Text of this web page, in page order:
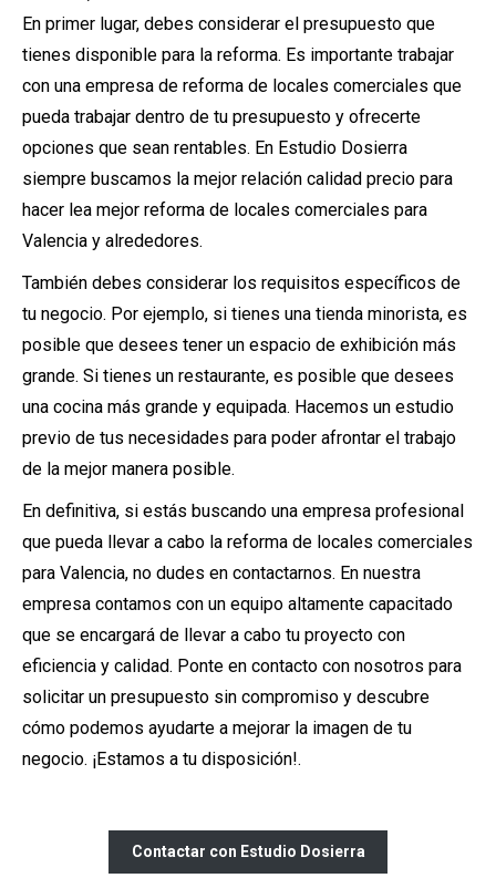
En primer lugar, debes considerar el presupuesto que
tienes disponible para la reforma. Es importante trabajar
con una empresa de reforma de locales comerciales que
pueda trabajar dentro de tu presupuesto y ofrecerte
opciones que sean rentables. En Estudio Dosierra
siempre buscamos la mejor relación calidad precio para
hacer lea mejor reforma de locales comerciales para
Valencia y alrededores.
También debes considerar los requisitos específicos de
tu negocio. Por ejemplo, si tienes una tienda minorista, es
posible que desees tener un espacio de exhibición más
grande. Si tienes un restaurante, es posible que desees
una cocina más grande y equipada. Hacemos un estudio
previo de tus necesidades para poder afrontar el trabajo
de la mejor manera posible.
En definitiva, si estás buscando una empresa profesional
que pueda llevar a cabo la reforma de locales comerciales
para Valencia, no dudes en contactarnos. En nuestra
empresa contamos con un equipo altamente capacitado
que se encargará de llevar a cabo tu proyecto con
eficiencia y calidad. Ponte en contacto con nosotros para
solicitar un presupuesto sin compromiso y descubre
cómo podemos ayudarte a mejorar la imagen de tu
negocio. ¡Estamos a tu disposición!.
Contactar con Estudio Dosierra